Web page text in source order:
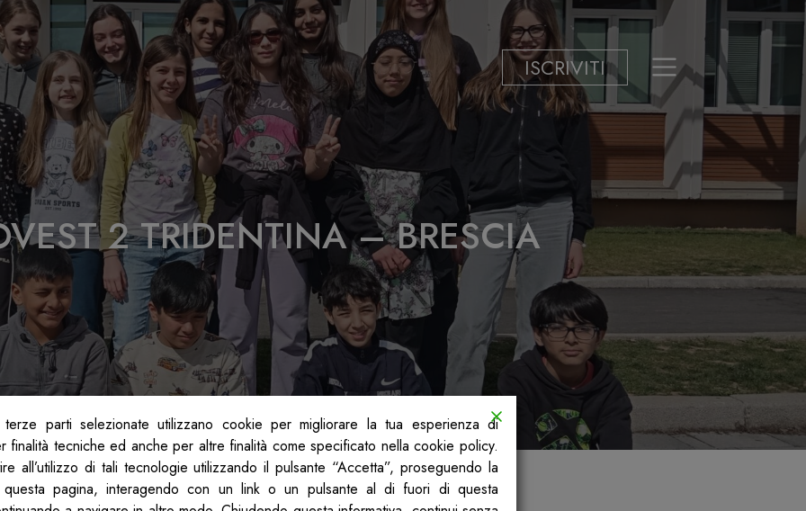
ISCRIVITI
2 TRIDENTINA – BRESCIA
parti selezionate utilizzano cookie per migliorare la tua esperienza di
finalità tecniche ed anche per altre finalità come specificato nella cookie policy.
all’utilizzo di tali tecnologie utilizzando il pulsante “Accetta”, proseguendo la
questa pagina, interagendo con un link o un pulsante al di fuori di questa